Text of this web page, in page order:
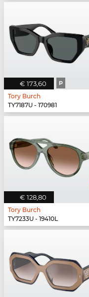
€ 173,60 P
Tory Burch
TY7187U - 170981
€ 128,80
Tory Burch
TY7233U - 19410L